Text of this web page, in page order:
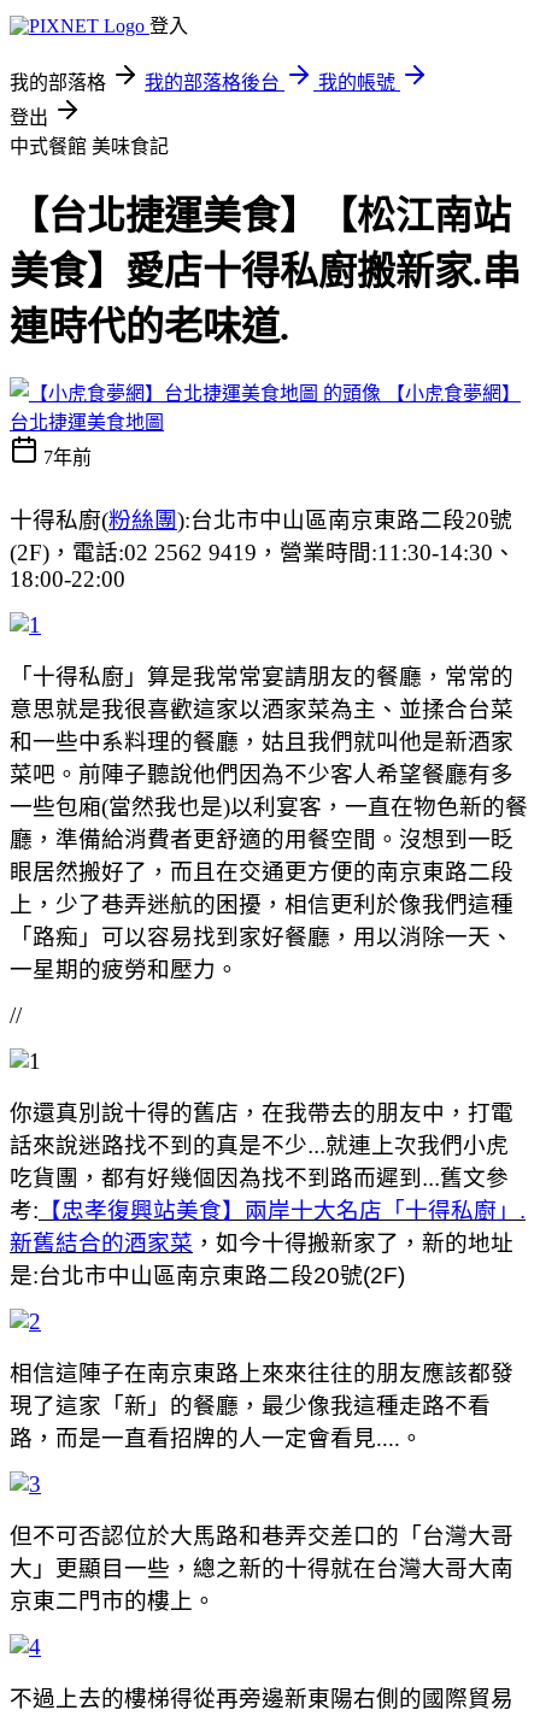
登入
我的部落格 我的部落格後台
我的帳號
登出
中式餐館 美味食記
【台北捷運美食】【松江南站
美食】愛店十得私廚搬新家.串
連時代的老味道.
【小虎食夢網】
台北捷運美食地圖
7年前
十得私廚(粉絲團):台北市中山區南京東路二段20號
(2F)，電話:02 2562 9419，營業時間:11:30-14:30、
18:00-22:00
「十得私廚」算是我常常宴請朋友的餐廳，常常的
意思就是我很喜歡這家以酒家菜為主、並揉合台菜
和一些中系料理的餐廳，姑且我們就叫他是新酒家
菜吧。前陣子聽說他們因為不少客人希望餐廳有多
一些包廂(當然我也是)以利宴客，一直在物色新的餐
廳，準備給消費者更舒適的用餐空間。沒想到一眨
眼居然搬好了，而且在交通更方便的南京東路二段
上，少了巷弄迷航的困擾，相信更利於像我們這種
「路痴」可以容易找到家好餐廳，用以消除一天、
一星期的疲勞和壓力。
//
你還真別說十得的舊店，在我帶去的朋友中，打電
話來說迷路找不到的真是不少...就連上次我們小虎
吃貨團，都有好幾個因為找不到路而遲到...舊文參
考: 【忠孝復興站美食】兩岸十大名店「十得私廚」.
新舊結合的酒家菜 ，如今十得搬新家了，新的地址
是:台北市中山區南京東路二段20號(2F)
相信這陣子在南京東路上來來往往的朋友應該都發
現了這家「新」的餐廳，最少像我這種走路不看
路，而是一直看招牌的人一定會看見....。
但不可否認位於大馬路和巷弄交差口的「台灣大哥
大」更顯目一些，總之新的十得就在台灣大哥大南
京東二門市的樓上。
不過上去的樓梯得從再旁邊新東陽右側的國際貿易